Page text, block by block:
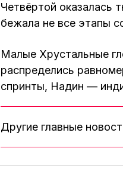
Четвёртой оказалась
бежала не все этапы
Малые Хрустальные
распределись
спринты, Надин —
Другие главные